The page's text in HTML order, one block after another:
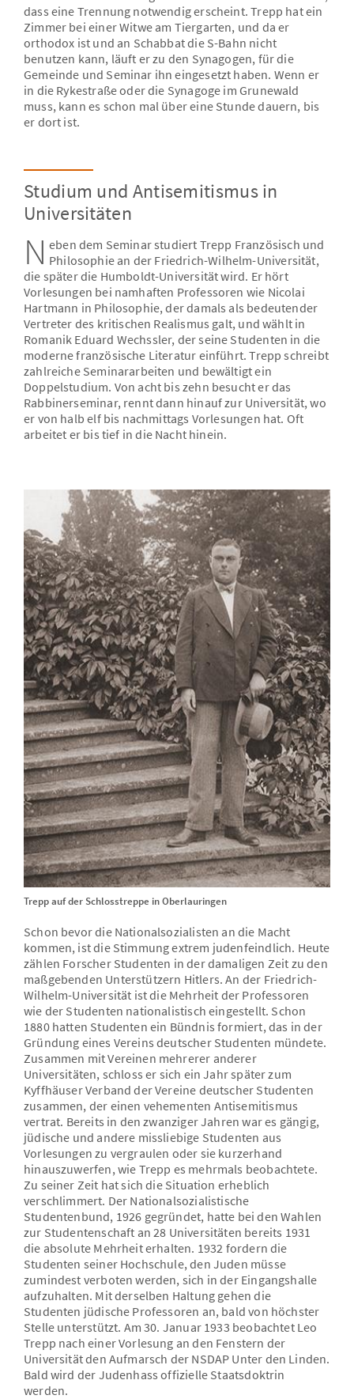
dass eine Trennung notwendig erscheint. Trepp hat ein
Zimmer bei einer Witwe am Tiergarten, und da er
orthodox ist und an Schabbat die S-Bahn nicht
benutzen kann, läuft er zu den Synagogen, für die
Gemeinde und Seminar ihn eingesetzt haben. Wenn er
in die Rykestraße oder die Synagoge im Grunewald
muss, kann es schon mal über eine Stunde dauern, bis
er dort ist.
Studium und Antisemitismus in
Universitäten
N eben dem Seminar studiert Trepp Französisch und
Philosophie an der Friedrich-Wilhelm-Universität,
die später die Humboldt-Universität wird. Er hört
Vorlesungen bei namhaften Professoren wie Nicolai
Hartmann in Philosophie, der damals als bedeutender
Vertreter des kritischen Realismus galt, und wählt in
Romanik Eduard Wechssler, der seine Studenten in die
moderne französische Literatur einführt. Trepp schreibt
zahlreiche Seminararbeiten und bewältigt ein
Doppelstudium. Von acht bis zehn besucht er das
Rabbinerseminar, rennt dann hinauf zur Universität, wo
er von halb elf bis nachmittags Vorlesungen hat. Oft
arbeitet er bis tief in die Nacht hinein.
Trepp auf der Schlosstreppe in Oberlauringen
Schon bevor die Nationalsozialisten an die Macht
kommen, ist die Stimmung extrem judenfeindlich. Heute
zählen Forscher Studenten in der damaligen Zeit zu den
maßgebenden Unterstützern Hitlers. An der Friedrich-
Wilhelm-Universität ist die Mehrheit der Professoren
wie der Studenten nationalistisch eingestellt. Schon
1880 hatten Studenten ein Bündnis formiert, das in der
Gründung eines Vereins deutscher Studenten mündete.
Zusammen mit Vereinen mehrerer anderer
Universitäten, schloss er sich ein Jahr später zum
Kyffhäuser Verband der Vereine deutscher Studenten
zusammen, der einen vehementen Antisemitismus
vertrat. Bereits in den zwanziger Jahren war es gängig,
jüdische und andere missliebige Studenten aus
Vorlesungen zu vergraulen oder sie kurzerhand
hinauszuwerfen, wie Trepp es mehrmals beobachtete.
Zu seiner Zeit hat sich die Situation erheblich
verschlimmert. Der Nationalsozialistische
Studentenbund, 1926 gegründet, hatte bei den Wahlen
zur Studentenschaft an 28 Universitäten bereits 1931
die absolute Mehrheit erhalten. 1932 fordern die
Studenten seiner Hochschule, den Juden müsse
zumindest verboten werden, sich in der Eingangshalle
aufzuhalten. Mit derselben Haltung gehen die
Studenten jüdische Professoren an, bald von höchster
Stelle unterstützt. Am 30. Januar 1933 beobachtet Leo
Trepp nach einer Vorlesung an den Fenstern der
Universität den Aufmarsch der NSDAP Unter den Linden.
Bald wird der Judenhass offizielle Staatsdoktrin
werden.